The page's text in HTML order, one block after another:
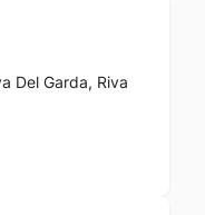
Del Garda, Riva